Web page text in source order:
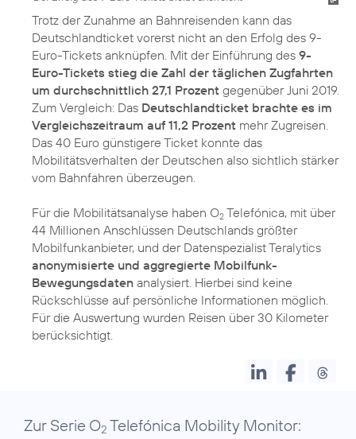
Trotz der Zunahme an Bahnreisenden kann das
Deutschlandticket vorerst nicht an den Erfolg des 9-
Euro-Tickets anknüpfen. Mit der Einführung des 9-
Euro-Tickets stieg die Zahl der täglichen Zugfahrten
um durchschnittlich 27,1 Prozent gegenüber Juni 2019.
Zum Vergleich: Das Deutschlandticket brachte es im
Vergleichszeitraum auf 11,2 Prozent mehr Zugreisen.
Das 40 Euro günstigere Ticket konnte das
Mobilitätsverhalten der Deutschen also sichtlich stärker
vom Bahnfahren überzeugen.
Für die Mobilitätsanalyse haben O2 Telefónica, mit über
44 Millionen Anschlüssen Deutschlands größter
Mobilfunkanbieter, und der Datenspezialist Teralytics
anonymisierte und aggregierte Mobilfunk-
Bewegungsdaten analysiert. Hierbei sind keine
Rückschlüsse auf persönliche Informationen möglich.
Für die Auswertung wurden Reisen über 30 Kilometer
berücksichtigt.
Zur Serie O2 Telefónica Mobility Monitor: